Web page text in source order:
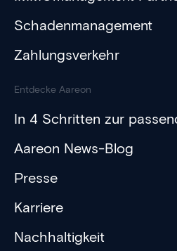
Schadenmanagement
Zahlungsverkehr
Entdecke Aareon
In 4 Schritten zur
Aareon News-Blog
Presse
Karriere
Nachhaltigkeit